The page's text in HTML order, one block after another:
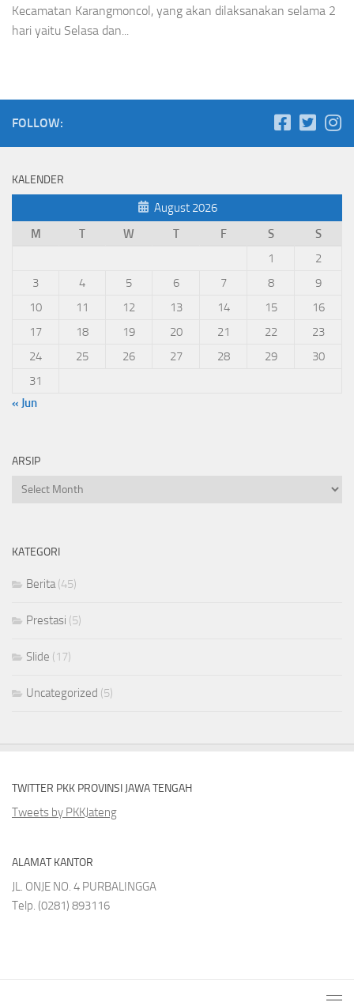
Kecamatan Karangmoncol, yang akan dilaksanakan selama 2
hari yaitu Selasa dan...
FOLLOW:
KALENDER
August 2026
M
T W T F S
S
1
2
3
4 5 6 7 8
9
10
11 12 13 14 15
16
17
18 19 20 21 22
23
24
25 26 27 28 29
30
31
« Jun
ARSIP
Arsip
KATEGORI
Berita(45)
Prestasi (5)
Slide (17)
Uncategorized (5)
TWITTER PKK PROVINSI JAWA TENGAH
Tweets by PKKJateng
ALAMAT KANTOR
JL. ONJE NO. 4 PURBALINGGA
Telp. (0281) 893116